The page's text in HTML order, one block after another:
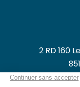
2 RD 160